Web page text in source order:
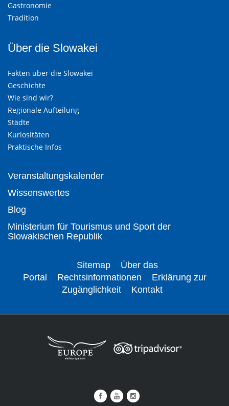
Gastronomie
Tradition
Über die Slowakei
Fakten über die Slowakei
Geschichte
Wie sind wir?
Regionale Aufteilung
Städte
Kuriositäten
Praktische Infos
Veranstaltungskalender
Wissenswertes
Blog
Ministerium für Tourismus und Sport der
Slowakischen Republik
Sitemap
Über das
Portal
Rechtsinformationen
Erklärung zur
Zugänglichkeit
Kontakt